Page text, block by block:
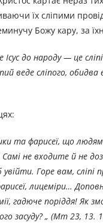
їх сліпими
Божу кару, за
Ісус до народу — це
веде сліпого, обидва
та фарисеї, що
не входите й не
Горе вам, сліпі
лицеміри…
гадюче поріддя! Як
засуду? „ (Мт 23, 13.